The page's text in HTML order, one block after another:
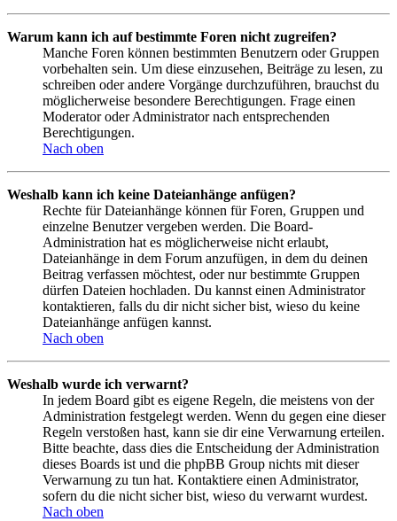
Warum kann ich auf bestimmte Foren nicht zugreifen?
Manche Foren können bestimmten Benutzern oder Gruppen
vorbehalten sein. Um diese einzusehen, Beiträge zu lesen, zu
schreiben oder andere Vorgänge durchzuführen, brauchst du
möglicherweise besondere Berechtigungen. Frage einen
Moderator oder Administrator nach entsprechenden
Berechtigungen.
Nach oben
Weshalb kann ich keine Dateianhänge anfügen?
Rechte für Dateianhänge können für Foren, Gruppen und
einzelne Benutzer vergeben werden. Die Board-
Administration hat es möglicherweise nicht erlaubt,
Dateianhänge in dem Forum anzufügen, in dem du deinen
Beitrag verfassen möchtest, oder nur bestimmte Gruppen
dürfen Dateien hochladen. Du kannst einen Administrator
kontaktieren, falls du dir nicht sicher bist, wieso du keine
Dateianhänge anfügen kannst.
Nach oben
Weshalb wurde ich verwarnt?
In jedem Board gibt es eigene Regeln, die meistens von der
Administration festgelegt werden. Wenn du gegen eine dieser
Regeln verstoßen hast, kann sie dir eine Verwarnung erteilen.
Bitte beachte, dass dies die Entscheidung der Administration
dieses Boards ist und die phpBB Group nichts mit dieser
Verwarnung zu tun hat. Kontaktiere einen Administrator,
sofern du die nicht sicher bist, wieso du verwarnt wurdest.
Nach oben